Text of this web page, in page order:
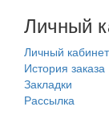
Личный
Личный кабинет
История заказа
Закладки
Рассылка